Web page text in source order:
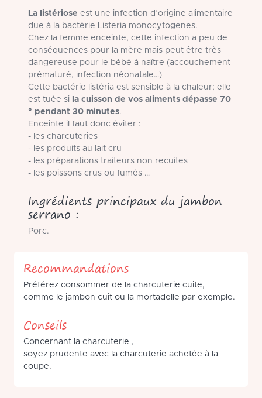
La listériose est une infection d’origine alimentaire
due à la bactérie Listeria monocytogenes.
Chez la femme enceinte, cette infection a peu de
conséquences pour la mère mais peut être très
dangereuse pour le bébé à naître (accouchement
prématuré, infection néonatale…)
Cette bactérie listéria est sensible à la chaleur; elle
est tuée si
la cuisson de vos aliments dépasse 70
° pendant 30 minutes.
Enceinte il faut donc éviter :
- les charcuteries
- les produits au lait cru
- les préparations traiteurs non recuites
- les poissons crus ou fumés …
Ingrédients principaux du jambon
serrano :
Porc.
Recommandations
Préférez consommer de la charcuterie cuite,
comme le jambon cuit ou la mortadelle par exemple.
Conseils
Concernant la charcuterie ,
soyez prudente avec la charcuterie achetée à la
coupe.